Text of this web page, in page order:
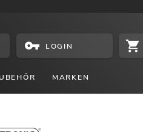
LOGIN
MARKEN